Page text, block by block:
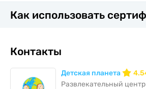
Как использовать
Контакты
Детская планета
Развлекательный